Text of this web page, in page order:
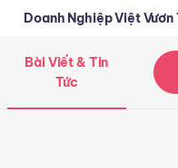
Doanh Nghiệp Việt Vươn
Bài Viết & Tin
Tức